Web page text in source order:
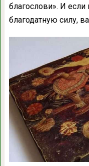
благослови». И
благодатную силу,